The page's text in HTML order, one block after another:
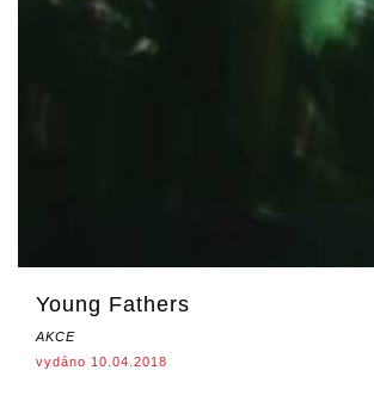
Young Fathers
AKCE
vydáno 10.04.2018